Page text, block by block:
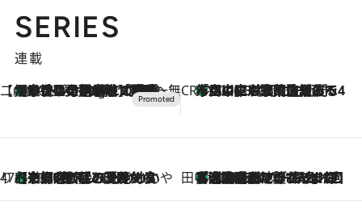
SERIES
連載
【CREA×星野リゾート】唯一無二。癒しと発見が待つ場所へ
10 Hours Ago
【トンボの足水浴】ヒノキの香りに包まれて涼感マックス！約13℃の湧水かけ流しを避暑地「星野温泉 トンボの湯」で体験 CREA'S CHOICE
2026.8.7
「立川にも歌舞伎があるんだよ」 片岡仁左衛門・市川中車ら豪華座組みで4年目の立川立飛歌舞伎へ
47都道府県の手みやげ ひんやりスイーツで夏を満喫
2026.8.7
【京都府】この夏絶対食べたい 冷やしておいしいおやつ3選 ひと口目から心を掴む新緑のテリーヌ 田中稲の勝手に再ブーム
2026.8.7
「湘南乃風に憧れて」観客大盛上がりの“タオル回し”に、ラッパー顔負けの高速歌唱まで…さだまさし（74）のアグレッシブすぎる現在地